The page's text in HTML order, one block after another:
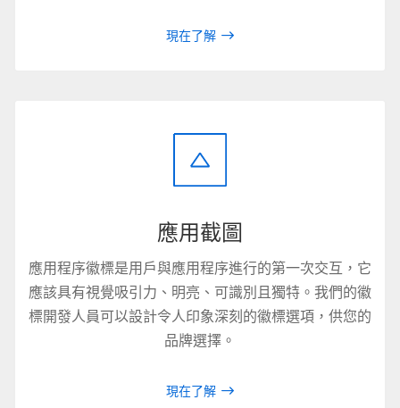
現在了解
應用截圖
應用程序徽標是用戶與應用程序進行的第一次交互，它
應該具有視覺吸引力、明亮、可識別且獨特。我們的徽
標開發人員可以設計令人印象深刻的徽標選項，供您的
品牌選擇。
現在了解